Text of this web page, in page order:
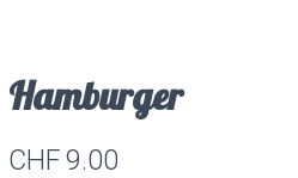
Hamburger
CHF9.00